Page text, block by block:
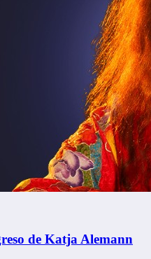
de Katja Alemann